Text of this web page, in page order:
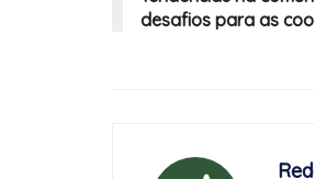
desafios para as